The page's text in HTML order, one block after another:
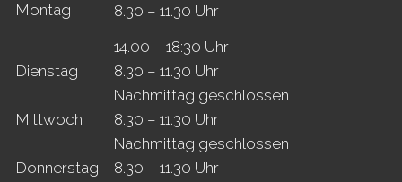
Montag
8.30 – 11.30 Uhr
14.00 – 18:30 Uhr
Dienstag
8.30 – 11.30 Uhr
Nachmittag geschlossen
Mittwoch
8.30 – 11.30 Uhr
Nachmittag geschlossen
Donnerstag
8.30 – 11.30 Uhr